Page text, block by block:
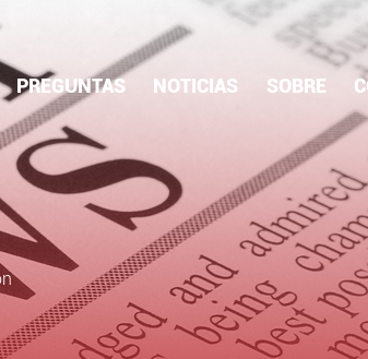
PREGUNTAS NOTICIAS SOBRE